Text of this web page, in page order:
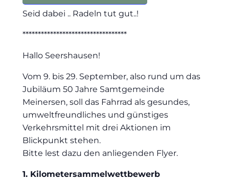
Seid dabei .. Radeln tut gut..!
**********************************
Hallo Seershausen!
Vom 9. bis 29. September, also rund um das
Jubiläum 50 Jahre Samtgemeinde
Meinersen, soll das Fahrrad als gesundes,
umweltfreundliches und günstiges
Verkehrsmittel mit drei Aktionen im
Blickpunkt stehen.
Bitte lest dazu den anliegenden Flyer.
1. Kilometersammelwettbewerb